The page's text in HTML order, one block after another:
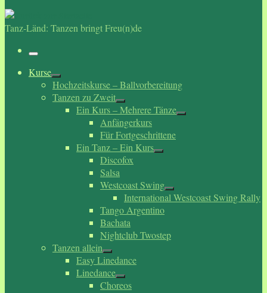
Tanz-Länd: Tanzen bringt Freu(n)de
Menü
Kurse
Hochzeitskurse – Ballvorbereitung
Tanzen zu Zweit
Ein Kurs – Mehrere Tänze
Anfängerkurs
Für Fortgeschrittene
Ein Tanz – Ein Kurs
Discofox
Salsa
Westcoast Swing
International Westcoast Swing Rally
Tango Argentino
Bachata
Nightclub Twostep
Tanzen allein
Easy Linedance
Linedance
Choreos